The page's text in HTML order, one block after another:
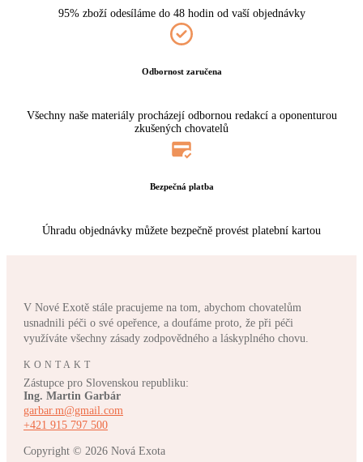
95% zboží odesíláme do 48 hodin od vaší objednávky
Odbornost zaručena
Všechny naše materiály procházejí odbornou redakcí a oponenturou
zkušených chovatelů
Bezpečná platba
Úhradu objednávky můžete bezpečně provést platební kartou
V Nové Exotě stále pracujeme na tom, abychom chovatelům
usnadnili péči o své opeřence, a doufáme proto, že při péči
využíváte všechny zásady zodpovědného a láskyplného chovu.
KONTAKT
Zástupce pro Slovenskou republiku:
Ing. Martin Garbár
garbar.m@gmail.com
+421 915 797 500
Copyright © 2026 Nová Exota